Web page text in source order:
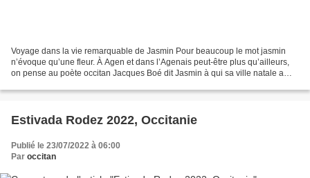
Voyage dans la vie remarquable de Jasmin Pour beaucoup le mot jasmin
n’évoque qu’une fleur. À Agen et dans l’Agenais peut-être plus qu’ailleurs,
on pense au poète occitan Jacques Boé dit Jasmin à qui sa ville natale a
Estivada Rodez 2022, Occitanie
Publié le 23/07/2022 à 06:00
Par occitan